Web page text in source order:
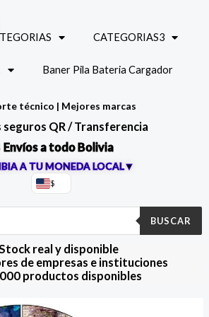
CATEGORIAS3
Baner Pila Bateria Cargador
técnico | Mejores marcas
seguros QR / Transferencia
Envíos a todo Bolivia
A TU MONEDA LOCAL▼
$
BUSCAR
real y disponible
de empresas e instituciones
productos disponibles